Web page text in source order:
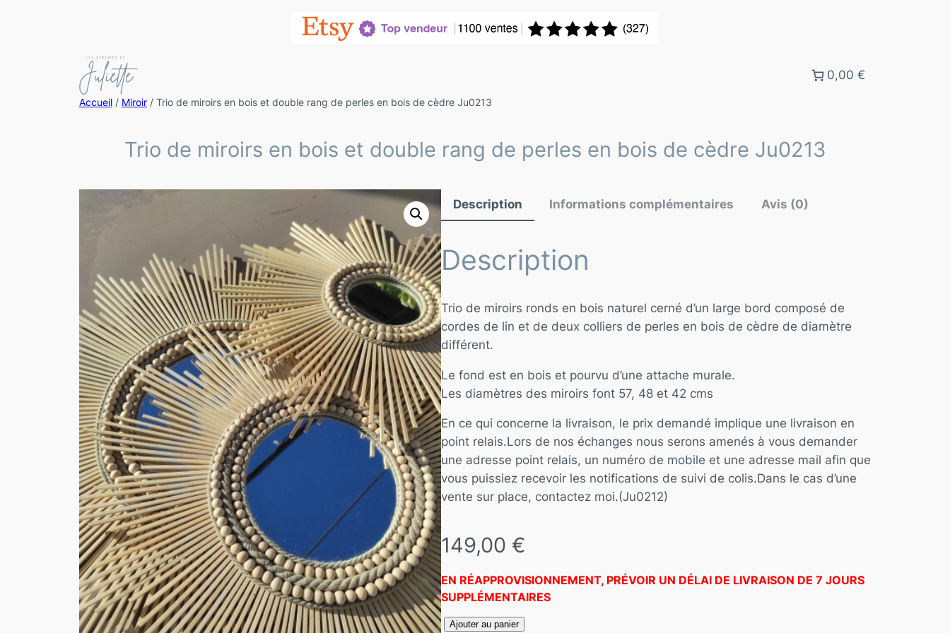
0,00 €
Accueil / Miroir / Trio de miroirs en bois et double rang de perles en bois de cèdre Ju0213
Trio de miroirs en bois et double rang de perles en bois de cèdre Ju0213
Description Informations complémentaires Avis (0)
Description
Trio de miroirs ronds en bois naturel cerné d’un large bord composé de
cordes de lin et de deux colliers de perles en bois de cèdre de diamètre
différent.
Le fond est en bois et pourvu d’une attache murale.
Les diamètres des miroirs font 57, 48 et 42 cms
En ce qui concerne la livraison, le prix demandé implique une livraison en
point relais.Lors de nos échanges nous serons amenés à vous demander
une adresse point relais, un numéro de mobile et une adresse mail afin que
vous puissiez recevoir les notifications de suivi de colis.Dans le cas d’une
vente sur place, contactez moi.(Ju0212)
149,00 €
EN RÉAPPROVISIONNEMENT, PRÉVOIR UN DÉLAI DE LIVRAISON DE 7 JOURS
SUPPLÉMENTAIRES
q
Ajouter au panier